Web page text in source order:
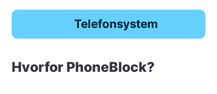
Telefonsystem
Hvorfor PhoneBlock?